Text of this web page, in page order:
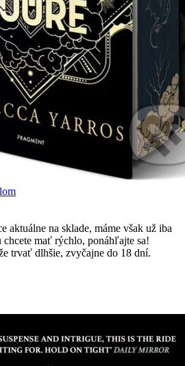
aktuálne na sklade, máme však už iba
chcete mať rýchlo, ponáhľajte sa!
trvať dlhšie, zvyčajne do 18 dní.